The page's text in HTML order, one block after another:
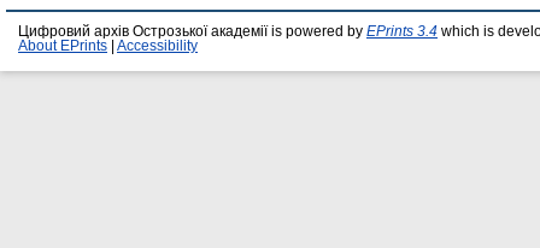
Цифровий архів Острозької академії is powered by EPrints 3.4 which is
About EPrints
Accessibility